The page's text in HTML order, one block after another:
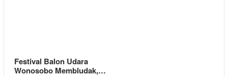
Festival Balon Udara
Wonosobo Membludak,…